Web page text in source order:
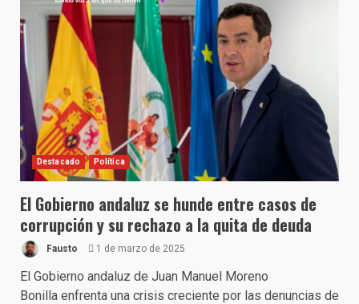
Destacado Política
El Gobierno andaluz se hunde entre casos de
corrupción y su rechazo a la quita de deuda
Fausto 1 de marzo de 2025
El Gobierno andaluz de Juan Manuel Moreno
Bonilla enfrenta una crisis creciente por las denuncias de